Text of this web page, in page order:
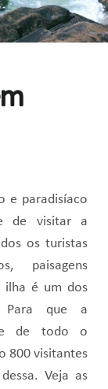
e paradisíaco
de visitar a
os turistas
paisagens
ilha é um dos
Para que a
e de todo o
800 visitantes
Veja as